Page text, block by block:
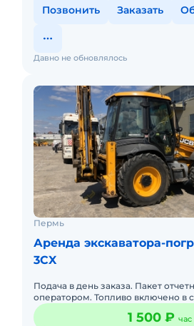
Позвонить Заказать
Давно не обновлялось
Пермь
Аренда экскаватора-
3CX
Подача в день заказа. Пакет
оператором. Топливо включено в
свободна.
1 500 ₽ час